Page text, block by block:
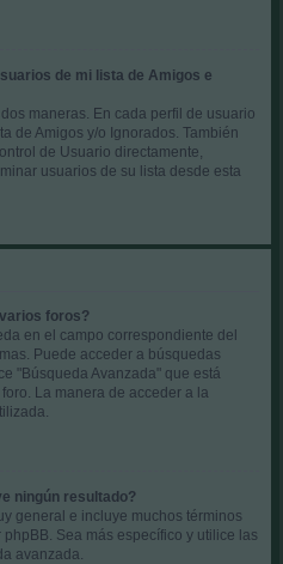
de mi lista de Amigos e
maneras. En cada perfil de usuario
de Amigos y/o Ignorados. También
de Usuario directamente,
usuarios de su lista desde esta
foros?
en el campo correspondiente del
Puede acceder a búsquedas
"Búsqueda Avanzada" que está
La manera de acceder a la
ningún resultado?
general e incluye muchos términos
Sea más específico y utilice las
avanzada.